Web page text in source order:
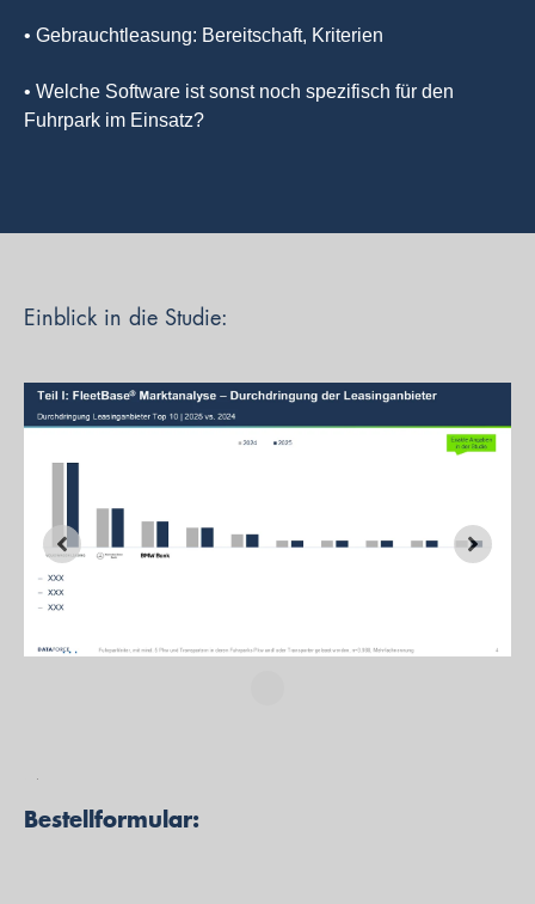
• Gebrauchtleasung: Bereitschaft, Kriterien
• Welche Software ist sonst noch spezifisch für den
Fuhrpark im Einsatz?
Einblick in die Studie:
Bestellformular: